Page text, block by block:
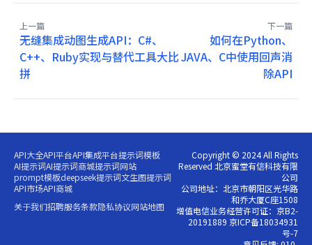
上一篇
无缝集成动图生成API：C#、
C++、Ruby实现与替代工具大比
拼
下一篇
如何在Python、
JAVA、C中使用回声消
除API
API大全API平台API集成平台提示词模板
AI提示词AI提示词商城提示词网站
prompt模板deepseek提示词文生图提示词
API市场API商城
关于我们招聘服务条款隐私协议网站地图
Copyright © 2024 All Rights
Reserved 北京蜜堂有信科技有限
公司
公司地址：北京市朝阳区光华路
和乔大厦C座1508
增值电信业务经营许可证：京B2-
20191889 京ICP备18034931
号-7